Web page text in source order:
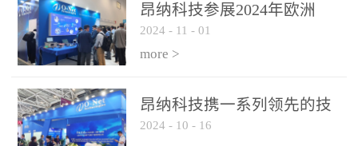
昂纳科技参展2024年欧洲
ECOC展会
2024 - 11 - 01
more >
昂纳科技携一系列领先的技
术平台和优秀产品参展2024
2024 - 10 - 16